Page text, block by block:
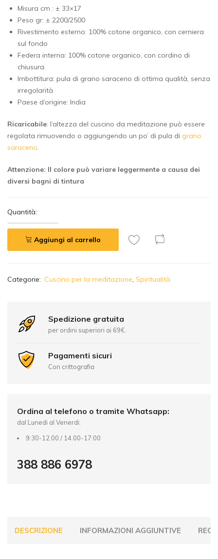
Misura cm : ± 33×17
Peso gr: ± 2200/2500
Rivestimento esterno: 100% cotone organico, con cerniera
sul fondo
Federa interna: 100% cotone organico, con cordino di
chiusura.
Imbottitura: pula di grano saraceno di ottima qualità, senza
irregolarità
Paese d’origine: India
Ricaricabile: l’altezza del cuscino da meditazione può essere
regolata rimuovendo o aggiungendo un po’ di pula di grano
saraceno.
Attenzione: Il colore può variare leggermente a causa dei
diversi bagni di tintura
Quantità:
Aggiungi al carrello
lCategorie: Cuscino per la meditazione, Spiritualità
Spedizione gratuita
per ordini superiori ai 69€.
Pagamenti sicuri
Con crittografia
Ordina al telefono o tramite Whatsapp:
dal Lunedi al Venerdi:
9:30-12.00 / 14.00-17:00
388 886 6978
DESCRIZIONE INFORMAZIONI AGGIUNTIVE